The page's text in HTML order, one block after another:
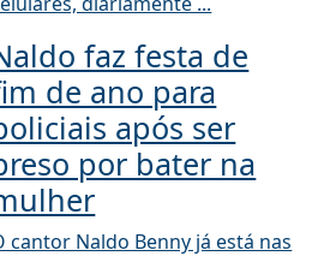
faz festa de
de ano para
após ser
por bater na
cantor Naldo Benny já está nas